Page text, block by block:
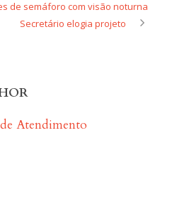
de semáforo com visão noturna
Secretário elogia projeto
Atendimento